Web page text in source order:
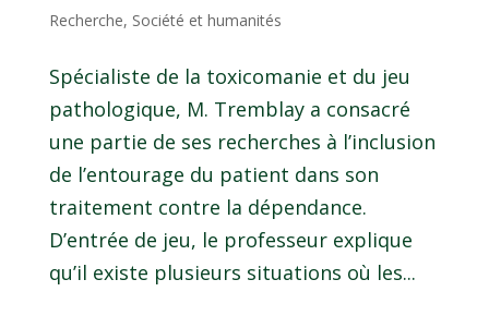
Recherche, Société et humanités
Spécialiste de la toxicomanie et du jeu
pathologique, M. Tremblay a consacré
une partie de ses recherches à l’inclusion
de l’entourage du patient dans son
traitement contre la dépendance.
D’entrée de jeu, le professeur explique
qu’il existe plusieurs situations où les...